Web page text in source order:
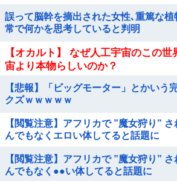
誤って脳幹を摘出された女性､重篤な
常で何かを思考していると判明
【オカルト】 なぜ人工宇宙のこの
宙より本物らしいのか？
【悲報】「ビッグモーター」とかいう
クズｗｗｗｗｗ
【閲覧注意】アフリカで ”魔女狩り”
んでもなくエロい体してると話題に
【閲覧注意】アフリカで ”魔女狩り”
んでもなく●●い体してると話題に